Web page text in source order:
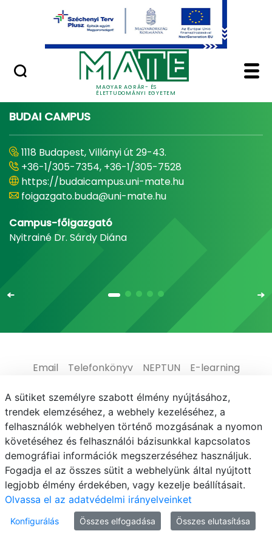
Ugrás a fő tartalomhoz
MAGYAR AGRÁR- ÉS
ÉLETTUDOMÁNYI EGYETEM
Minőségügy
Home - Magyar
BUDAI CAMPUS
1118 Budapest, Villányi út 29-43.
+36-1/305-7354, +36-1/305-7528
https://budaicampus.uni-mate.hu
foigazgato.buda@uni-mate.hu
Campus-főigazgató
Nyitrainé Dr. Sárdy Diána
Email Telefonkönyv NEPTUN
E-learning
Médiaközpont
Informatikai Igazgatóság
Adatvédelem
© MATE 2021
A sütiket személyre szabott élmény nyújtásához,
trendek elemzéséhez, a webhely kezeléséhez, a
felhasználók webhelyen történő mozgásának a nyomon
követéséhez és felhasználói bázisunkkal kapcsolatos
demográfiai információk megszerzéséhez használjuk.
Fogadja el az összes sütit a webhelyünk által nyújtott
legjobb élmény érdekében, vagy kezelje beállításait.
Olvassa el az adatvédelmi irányelveinket
Konfigurálás Összes elfogadása Összes elutasítása